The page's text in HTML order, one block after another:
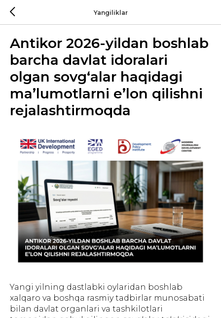
Yangiliklar
Antikor 2026-yildan boshlab
barcha davlat idoralari
olgan sovg‘alar haqidagi
ma’lumotlarni e’lon qilishni
rejalashtirmoqda
Yangi yilning dastlabki oylaridan boshlab
xalqaro va boshqa rasmiy tadbirlar munosabati
bilan davlat organlari va tashkilotlari